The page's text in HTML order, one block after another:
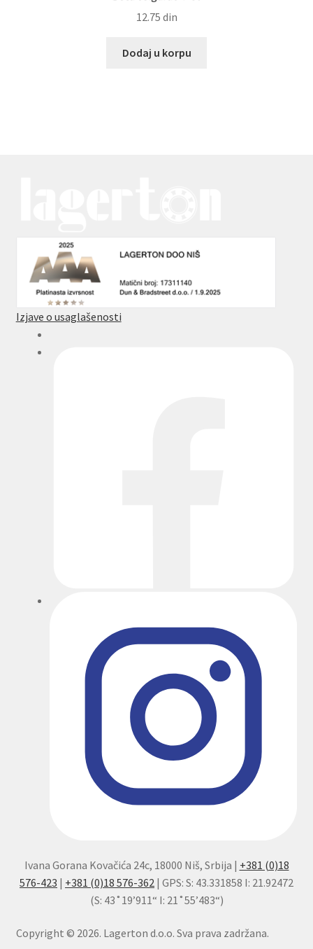
12.75 din
Dodaj u korpu
Izjave o usaglašenosti
Ivana Gorana Kovačića 24c, 18000 Niš, Srbija | +381 (0)18
576-423 | +381 (0)18 576-362 | GPS: S: 43.331858 I: 21.92472
(S: 43˚19’911“ I: 21˚55’483“)
Copyright © 2026. Lagerton d.o.o. Sva prava zadržana.